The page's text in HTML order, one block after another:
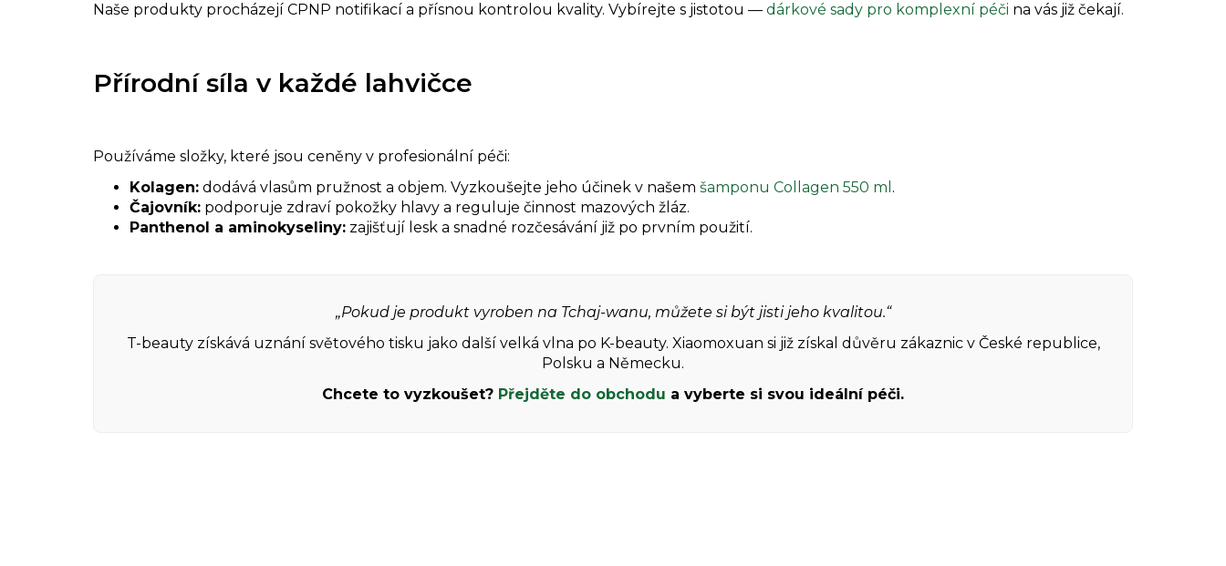
Naše produkty procházejí CPNP notifikací a přísnou kontrolou kvality. Vybírejte s jistotou — dárkové sady pro komplexní péči na vás již čekají.
Přírodní síla v každé lahvičce
Používáme složky, které jsou ceněny v profesionální péči:
Kolagen: dodává vlasům pružnost a objem. Vyzkoušejte jeho účinek v našem šamponu Collagen 550 ml .
Čajovník: podporuje zdraví pokožky hlavy a reguluje činnost mazových žláz.
Panthenol a aminokyseliny: zajišťují lesk a snadné rozčesávání již po prvním použití.
„Pokud je produkt vyroben na Tchaj-wanu, můžete si být jisti jeho kvalitou.“
T-beauty získává uznání světového tisku jako další velká vlna po K-beauty. Xiaomoxuan si již získal důvěru zákaznic v České republice,
Polsku a Německu.
Chcete to vyzkoušet? Přejděte do obchodu a vyberte si svou ideální péči.